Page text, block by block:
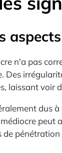
n'a pas
Des
laissant voir
dus
peut
de